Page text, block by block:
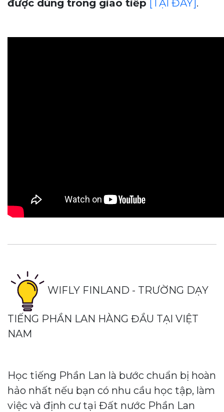
được dùng trong giao tiếp [TẠI ĐÂY] .
WIFLY FINLAND - TRƯỜNG DẠY
TIẾNG PHẦN LAN HÀNG ĐẦU TẠI VIỆT
NAM
Học tiếng Phần Lan là bước chuẩn bị hoàn
hảo nhất nếu bạn có nhu cầu học tập, làm
việc và định cư tại Đất nước Phần Lan